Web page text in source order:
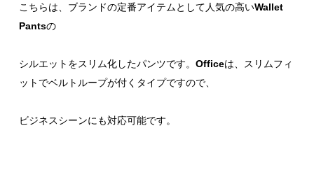
こちらは、ブランドの定番アイテムとして人気の高いWallet
Pantsの
シルエットをスリム化したパンツです。 Officeは、スリムフィ
ットでベルトループが付くタイプですので、
ビジネスシーンにも対応可能です。